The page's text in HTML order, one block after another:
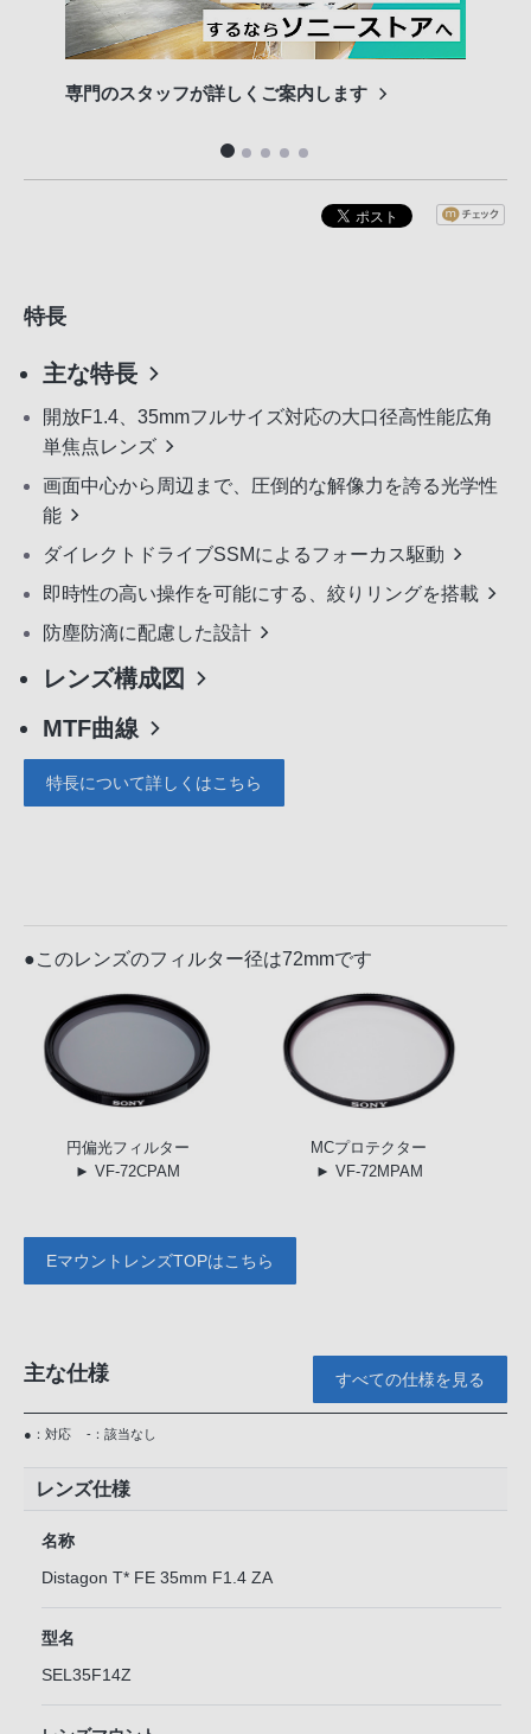
専門のスタッフが詳しくご案内します
特長
主な特長
開放F1.4、35mmフルサイズ対応の大口径高性能広角
単焦点レンズ
画面中心から周辺まで、圧倒的な解像力を誇る光学性
能
ダイレクトドライブSSMによるフォーカス駆動
即時性の高い操作を可能にする、絞りリングを搭載
防塵防滴に配慮した設計
レンズ構成図
MTF曲線
特長について詳しくはこちら
●このレンズのフィルター径は72mmです
円偏光フィルター
► VF-72CPAM
MCプロテクター
► VF-72MPAM
EマウントレンズTOPはこちら
主な仕様 すべての仕様を見る
●：対応 -：該当なし
レンズ仕様
名称
Distagon T* FE 35mm F1.4 ZA
型名
SEL35F14Z